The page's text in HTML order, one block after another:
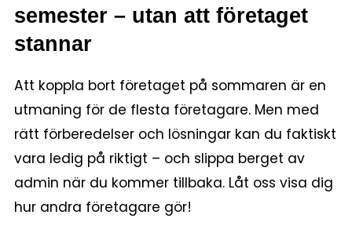
semester – utan att företaget
stannar
Att koppla bort företaget på sommaren är en
utmaning för de flesta företagare. Men med
rätt förberedelser och lösningar kan du faktiskt
vara ledig på riktigt – och slippa berget av
admin när du kommer tillbaka. Låt oss visa dig
hur andra företagare gör!